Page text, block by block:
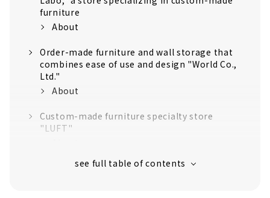
furniture
About
Order-made furniture and wall storage that
combines ease of use and design "World Co.,
Ltd."
About
Custom-made furniture specialty store
"LUFT"
Furniture made of domestic wood that